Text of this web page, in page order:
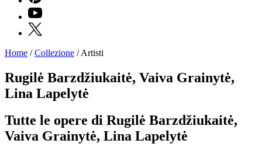
YouTube
X
Mostre
Eventi
Archivi
del
Cosmo
Digitale
Home /Collezione /Artisti
Rugilė Barzdžiukaitė, Vaiva Grainytė,
Lina Lapelytė
Tutte le opere di Rugilė Barzdžiukaitė,
Vaiva Grainytė, Lina Lapelytė